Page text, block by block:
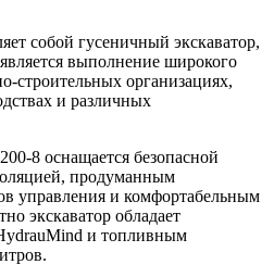
собой гусеничный экскаватор,
выполнение широкого
строительных организациях,
и различных
8 оснащается безопасной
продуманным
управления и комфортабельным
экскаватор обладает
и топливным